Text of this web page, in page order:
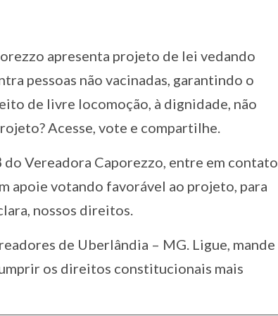
apresenta projeto de lei vedando
pessoas não vacinadas, garantindo o
de livre locomoção, à dignidade, não
Acesse, vote e compartilhe.
do Vereadora Caporezzo, entre em contato
apoie votando favorável ao projeto, para
nossos direitos.
de Uberlândia – MG. Ligue, mande
os direitos constitucionais mais